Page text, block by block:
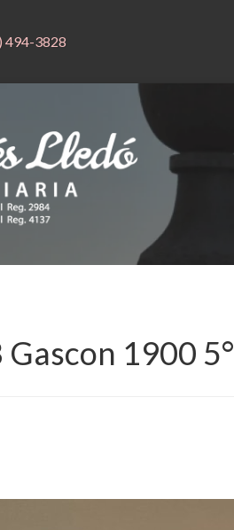
494-3828
1900 5°